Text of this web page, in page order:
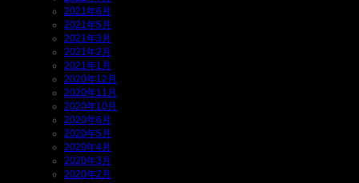
2021年6月
2021年5月
2021年3月
2021年2月
2021年1月
2020年12月
2020年11月
2020年10月
2020年6月
2020年5月
2020年4月
2020年3月
2020年2月